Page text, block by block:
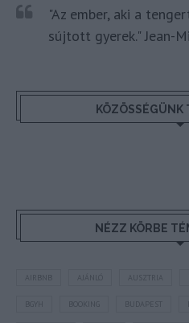
"Az ember, aki a
sújtott gyerek." Jean-
KÖZÖSSÉGÜNK
NÉZZ KÖRBE
AUSZTRIA
BUDAPEST